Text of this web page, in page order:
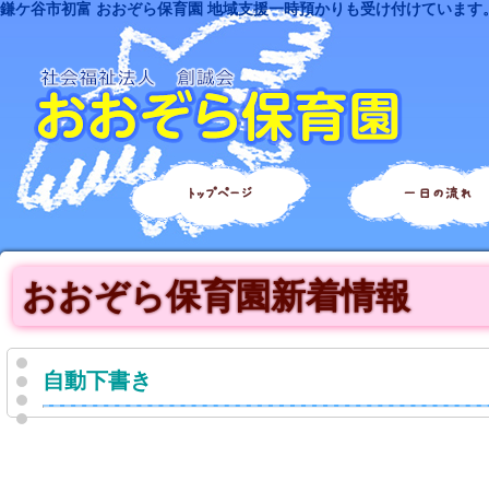
鎌ケ谷市初富 おおぞら保育園 地域支援一時預かりも受け付けています
トップページ 一日の流れ
おおぞら保育園新着情報
自動下書き